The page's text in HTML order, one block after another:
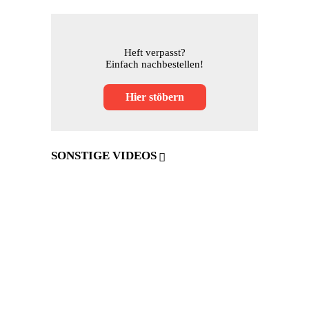
Heft verpasst?
Einfach nachbestellen!
Hier stöbern
SONSTIGE VIDEOS